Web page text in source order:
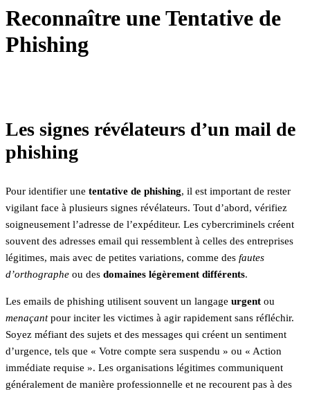
Reconnaître une Tentative de
Phishing
Les signes révélateurs d’un mail de
phishing
Pour identifier une tentative de phishing, il est important de rester
vigilant face à plusieurs signes révélateurs. Tout d’abord, vérifiez
soigneusement l’adresse de l’expéditeur. Les cybercriminels créent
souvent des adresses email qui ressemblent à celles des entreprises
légitimes, mais avec de petites variations, comme des fautes
d’orthographe ou des domaines légèrement différents.
Les emails de phishing utilisent souvent un langage urgent ou
menaçantpour inciter les victimes à agir rapidement sans réfléchir.
Soyez méfiant des sujets et des messages qui créent un sentiment
d’urgence, tels que « Votre compte sera suspendu » ou « Action
immédiate requise ». Les organisations légitimes communiquent
généralement de manière professionnelle et ne recourent pas à des